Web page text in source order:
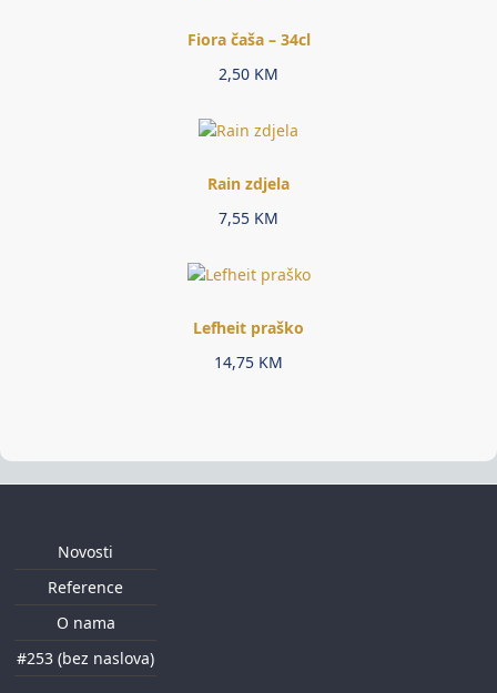
Fiora čaša – 34cl
2,50 KM
Rain zdjela
7,55 KM
Lefheit praško
14,75 KM
Novosti
Reference
O nama
#253 (bez naslova)